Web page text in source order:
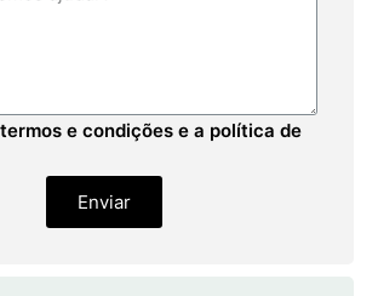
e condições e a política de
Enviar